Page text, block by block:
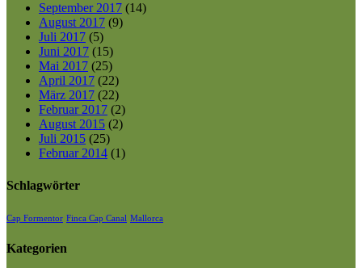
September 2017 (14)
August 2017 (9)
Juli 2017 (5)
Juni 2017 (15)
Mai 2017 (25)
April 2017 (22)
März 2017 (22)
Februar 2017 (2)
August 2015 (2)
Juli 2015 (25)
Februar 2014 (1)
Schlagwörter
Cap Formentor Finca Cap Canal Mallorca
Kategorien